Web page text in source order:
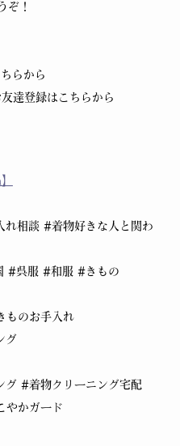
ぞ！
らから
達登録はこちらから
れ相談 #着物好きな人と関わ
#呉服 #和服 #きもの
ものお手入れ
グ
グ #着物クリーニング宅配
やかガード